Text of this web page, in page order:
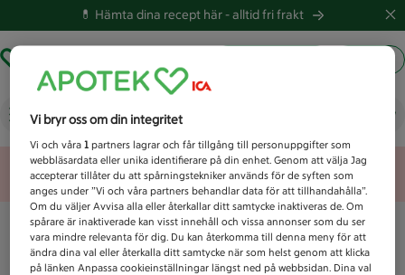
💊 Hämta dina recept här -alltid fri frakt
Vad letar du efter idag?
Unknown error
Vi bryr oss om din integritet
Vi och våra1 partners lagrar och får tillgång till personuppgifter som
webbläsardata eller unika identifierare på din enhet. Genom att välja Jag
accepterar tillåter du att spårningstekniker används för de syften som
anges under ”Vi och våra partners behandlar data för att tillhandahålla”.
Om du väljer Avvisa alla eller återkallar ditt samtycke inaktiveras de. Om
spårare är inaktiverade kan visst innehåll och vissa annonser som du ser
vara mindre relevanta för dig. Du kan återkomma till denna meny för att
ändra dina val eller återkalla ditt samtycke när som helst genom att klicka
på länken Anpassa cookieinställningar längst ned på webbsidan. Dina val